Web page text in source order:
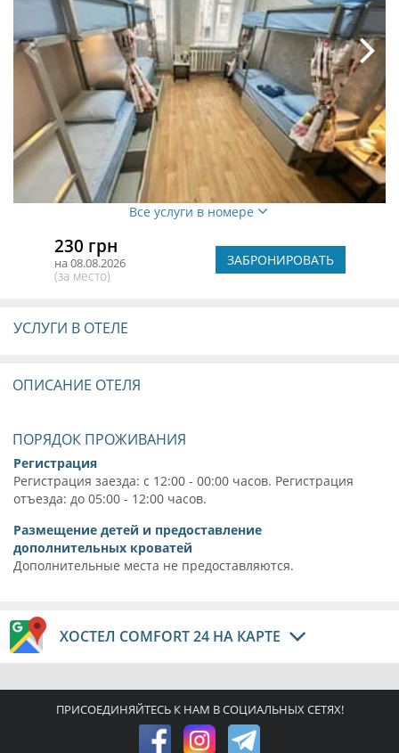
Все услуги в номере
230 грн
на 08.08.2026
(за место)
ЗАБРОНИРОВАТЬ
УСЛУГИ В ОТЕЛЕ
ОПИСАНИЕ ОТЕЛЯ
ПОРЯДОК ПРОЖИВАНИЯ
Регистрация
Регистрация заезда: с 12:00 - 00:00 часов. Регистрация
отъезда: до 05:00 - 12:00 часов.
Размещение детей и предоставление
дополнительных кроватей
Дополнительные места не предоставляются.
ХОСТЕЛ COMFORT 24 НА КАРТЕ
ПРИСОЕДИНЯЙТЕСЬ К НАМ В СОЦИАЛЬНЫХ СЕТЯХ!